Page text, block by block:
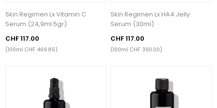
Skin Regimen Lx Vitamin C
Serum (24,9ml 5gr)
CHF 117.00
(100ml CHF 469.85)
Skin Regimen Lx HA4 Jelly
Serum (30ml)
CHF 117.00
(100ml CHF 390.00)